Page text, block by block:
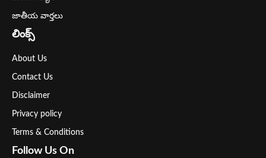
జాతీయ వార్తలు
లింక్స్
About Us
Contact Us
Disclaimer
Privacy policy
Terms & Conditions
Follow Us On